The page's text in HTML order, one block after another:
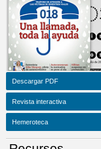
Descargar PDF
Revista interactiva
Hemeroteca